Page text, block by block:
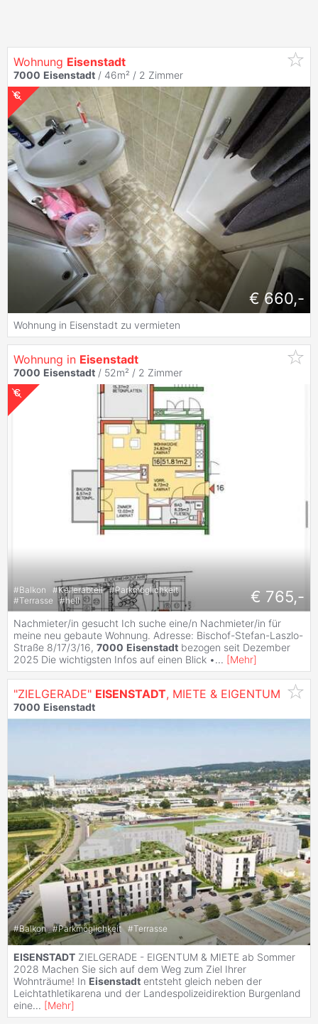
Wohnung Eisenstadt
7000 Eisenstadt / 46m² / 2 Zimmer
€ 660,-
Wohnung in Eisenstadt zu vermieten
Wohnung in Eisenstadt
7000 Eisenstadt / 52m² / 2 Zimmer
#Balkon #Kellerabteil #Parkmöglichkeit
#Terrasse #hell € 765,-
Nachmieter/in gesucht Ich suche eine/n Nachmieter/in für
meine neu gebaute Wohnung. Adresse: Bischof-Stefan-Laszlo-
Straße 8/17/3/16, 7000 Eisenstadt bezogen seit Dezember
2025 Die wichtigsten Infos auf einen Blick •... [Mehr]
"ZIELGERADE" EISENSTADT, MIETE & EIGENTUM
7000 Eisenstadt
#Balkon #Parkmöglichkeit #Terrasse
EISENSTADT ZIELGERADE - EIGENTUM & MIETE ab Sommer
2028 Machen Sie sich auf dem Weg zum Ziel Ihrer
Wohnträume! In Eisenstadt entsteht gleich neben der
Leichtathletikarena und der Landespolizeidirektion Burgenland
eine... [Mehr]